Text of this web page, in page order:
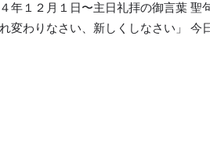
年１２月１日〜主日礼拝の御言葉 聖
れ変わりなさい、新しくしなさい」